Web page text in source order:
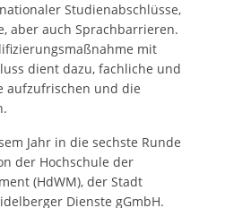
Studienabschlüsse,
aber auch Sprachbarrieren.
mit
dient dazu, fachliche und
aufzufrischen und die
Jahr in die sechste Runde
der Hochschule der
(HdWM), der Stadt
Dienste gGmbH.